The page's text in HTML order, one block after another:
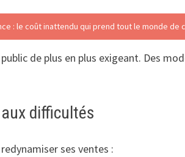
: le coût inattendu qui prend tout le monde de
de plus en plus exigeant. Des
difficultés
ses ventes :